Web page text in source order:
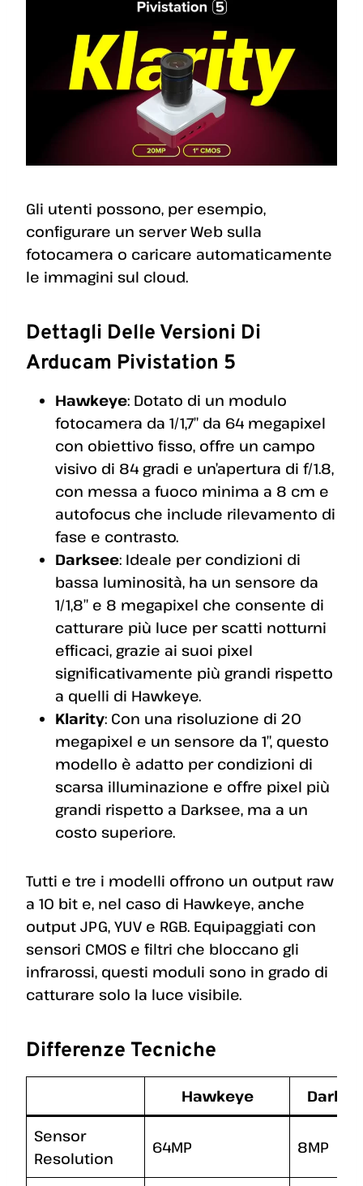
Gli utenti possono, per esempio,
configurare un server Web sulla
fotocamera o caricare automaticamente
le immagini sul cloud.
Dettagli Delle Versioni Di
Arducam Pivistation 5
Hawkeye: Dotato di un modulo
fotocamera da 1/1,7″ da 64 megapixel
con obiettivo fisso, offre un campo
visivo di 84 gradi e un’apertura di f/1.8,
con messa a fuoco minima a 8 cm e
autofocus che include rilevamento di
fase e contrasto.
Darksee: Ideale per condizioni di
bassa luminosità, ha un sensore da
1/1,8″ e 8 megapixel che consente di
catturare più luce per scatti notturni
efficaci, grazie ai suoi pixel
significativamente più grandi rispetto
a quelli di Hawkeye.
Klarity: Con una risoluzione di 20
megapixel e un sensore da 1″, questo
modello è adatto per condizioni di
scarsa illuminazione e offre pixel più
grandi rispetto a Darksee, ma a un
costo superiore.
Tutti e tre i modelli offrono un output raw
a 10 bit e, nel caso di Hawkeye, anche
output JPG, YUV e RGB. Equipaggiati con
sensori CMOS e filtri che bloccano gli
infrarossi, questi moduli sono in grado di
catturare solo la luce visibile.
Differenze Tecniche
Hawkeye
Sensor
Resolution
64MP 8MP